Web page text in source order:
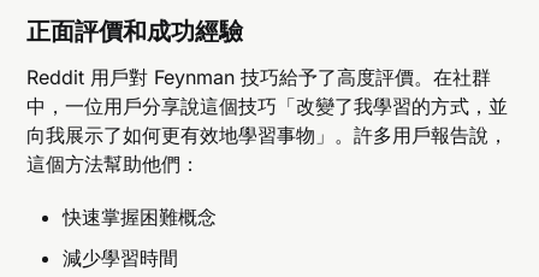
正面評價和成功經驗
Reddit 用戶對 Feynman 技巧給予了高度評價。在社群
中，一位用戶分享說這個技巧「改變了我學習的方式，並
向我展示了如何更有效地學習事物」。許多用戶報告說，
這個方法幫助他們：
快速掌握困難概念
減少學習時間